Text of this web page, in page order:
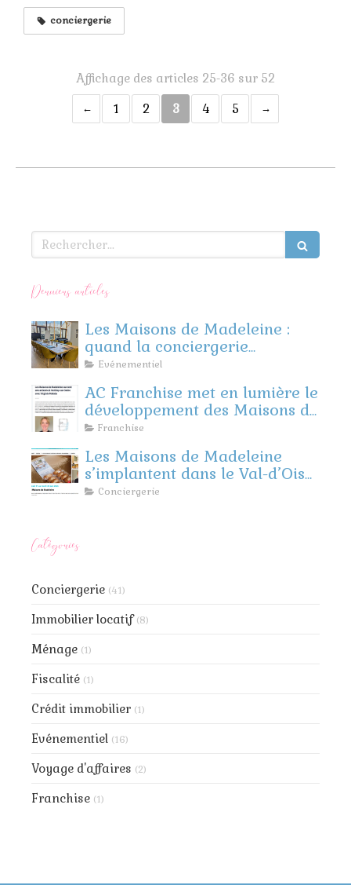
conciergerie
Affichage des articles 25-36 sur 52
1 2 3 4 5
Rechercher
Derniers articles
Les Maisons de Madeleine :
quand la conciergerie
rencontre l’événementiel
d’entreprise
Evénementiel
AC Franchise met en lumière le
développement des Maisons de
Madeleine
Franchise
Les Maisons de Madeleine
s’implantent dans le Val-d’Oise
et les Yvelines !
Conciergerie
Catégories
Conciergerie (41)
Immobilier locatif (8)
Ménage (1)
Fiscalité (1)
Crédit immobilier (1)
Evénementiel (16)
Voyage d'affaires (2)
Franchise (1)